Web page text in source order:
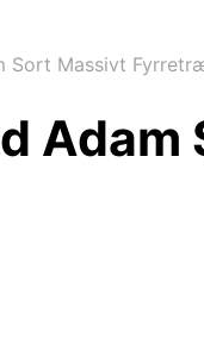
Sort Massivt